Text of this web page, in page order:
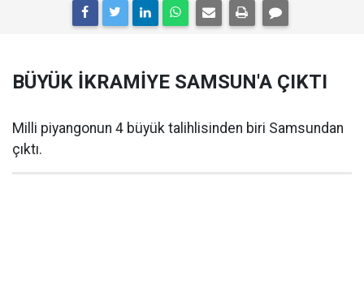
BÜYÜK İKRAMİYE SAMSUN'A ÇIKTI
Milli piyangonun 4 büyük talihlisinden biri Samsundan
çıktı.